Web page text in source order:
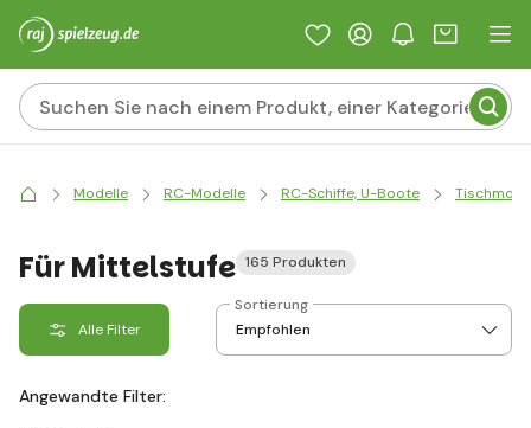
Modelle RC-Modelle RC-Schiffe, U-Boote
Für Mittelstufe 165 Produkten
Alle Filter
Sortierung
Angewandte Filter: